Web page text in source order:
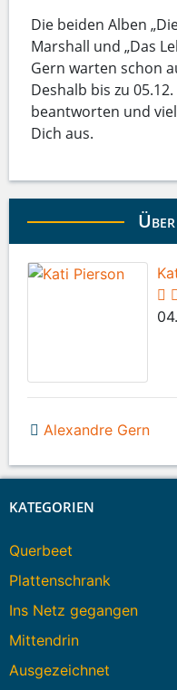
Die beiden Alben
Marshall und „Das
Gern warten schon
Deshalb bis zu
beantworten und
Dich aus.
Alexandre Gern
KATEGORIEN
Querbeet
Plattenschrank
Ins Netz gegangen
Mittendrin
Ausgezeichnet